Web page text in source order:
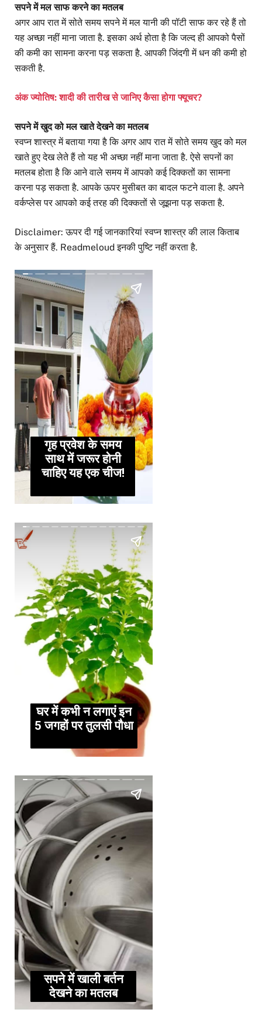
सपने में मल साफ करने का मतलब
अगर आप रात में सोते समय सपने में मल यानी की पॉटी साफ कर रहे हैं तो
यह अच्छा नहीं माना जाता है. इसका अर्थ होता है कि जल्द ही आपको पैसों
की कमी का सामना करना पड़ सकता है. आपकी जिंदगी में धन की कमी हो
सकती है.
अंक ज्योतिष: शादी की तारीख से जानिए कैसा होगा फ्यूचर?
सपने में खुद को मल खाते देखने का मतलब
स्वप्न शास्त्र में बताया गया है कि अगर आप रात में सोते समय खुद को मल
खाते हुए देख लेते हैं तो यह भी अच्छा नहीं माना जाता है. ऐसे सपनों का
मतलब होता है कि आने वाले समय में आपको कई दिक्कतों का सामना
करना पड़ सकता है. आपके ऊपर मुसीबत का बादल फटने वाला है. अपने
वर्कप्लेस पर आपको कई तरह की दिक्कतों से जूझना पड़ सकता है.
Disclaimer: ऊपर दी गई जानकारियां स्वप्न शास्त्र की लाल किताब
के अनुसार हैं. Readmeloud इनकी पुष्टि नहीं करता है.